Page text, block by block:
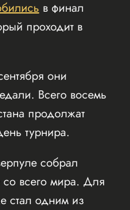
в финал
проходит в
они
Всего восемь
продолжат
турнира.
собрал
всего мира. Для
стал одним из